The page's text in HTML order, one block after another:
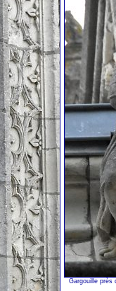
Gargouille près